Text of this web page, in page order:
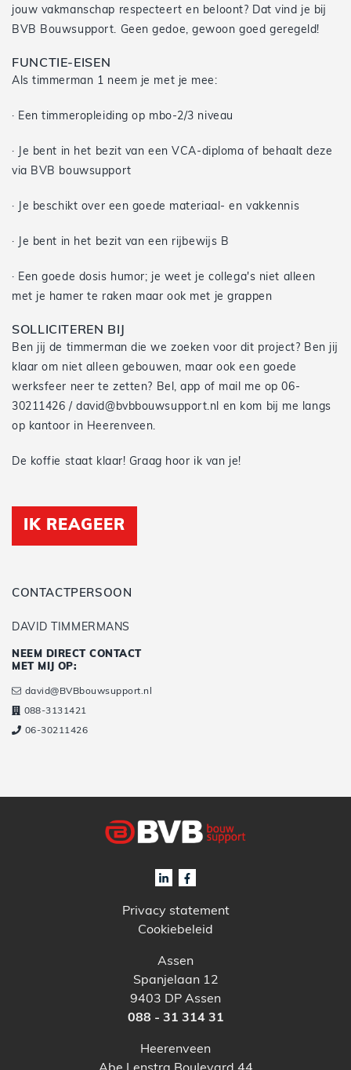
jouw vakmanschap respecteert en beloont? Dat vind je bij
BVB Bouwsupport. Geen gedoe, gewoon goed geregeld!
FUNCTIE-EISEN
Als timmerman 1 neem je met je mee:
· Een timmeropleiding op mbo-2/3 niveau
· Je bent in het bezit van een VCA-diploma of behaalt deze
via BVB bouwsupport
· Je beschikt over een goede materiaal- en vakkennis
· Je bent in het bezit van een rijbewijs B
· Een goede dosis humor; je weet je collega's niet alleen
met je hamer te raken maar ook met je grappen
SOLLICITEREN BIJ
Ben jij de timmerman die we zoeken voor dit project? Ben jij
klaar om niet alleen gebouwen, maar ook een goede
werksfeer neer te zetten? Bel, app of mail me op 06-
30211426 / david@bvbbouwsupport.nl en kom bij me langs
op kantoor in Heerenveen.
De koffie staat klaar! Graag hoor ik van je!
IK REAGEER
CONTACTPERSOON
DAVID TIMMERMANS
NEEM DIRECT CONTACT
MET MIJ OP:
david@BVBbouwsupport.nl
088-3131421
06-30211426
Privacy statement
Cookiebeleid
Assen
Spanjelaan 12
9403 DP Assen
088 - 31 314 31
Heerenveen